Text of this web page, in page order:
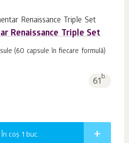
Renaissance Triple Set
(60 capsule în fiecare formulă)
61b.
În coș 1 buc.